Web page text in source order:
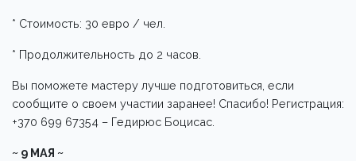
* Стоимость: 30 евро / чел.
* Продолжительность до 2 часов.
Вы поможете мастеру лучше подготовиться, если
сообщите о своем участии заранее! Спасибо! Регистрация:
+370 699 67354 – Гедирюс Боцисас.
~ 9 МАЯ ~